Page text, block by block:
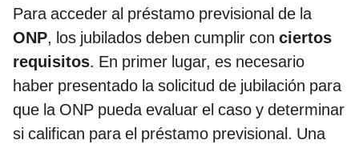
Para acceder al préstamo previsional de la
ONP, los jubilados deben cumplir con ciertos
requisitos. En primer lugar, es necesario
haber presentado la solicitud de jubilación para
que la ONP pueda evaluar el caso y determinar
si califican para el préstamo previsional. Una